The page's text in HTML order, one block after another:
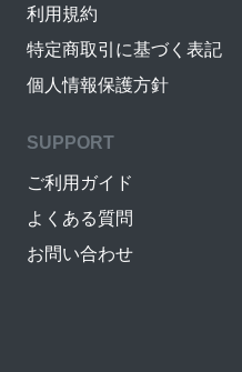
利用規約
特定商取引に基づく表記
個人情報保護方針
SUPPORT
ご利用ガイド
よくある質問
お問い合わせ